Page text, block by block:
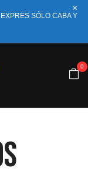
SÓLO CABA Y
0